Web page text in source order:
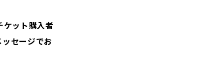
ット購入者
セージでお